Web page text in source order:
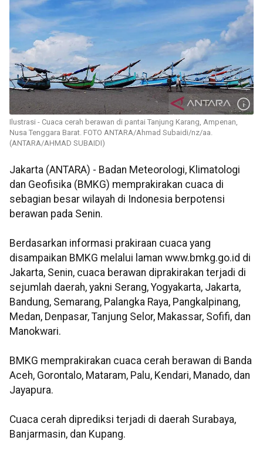
Ilustrasi - Cuaca cerah berawan di pantai Tanjung Karang, Ampenan,
Nusa Tenggara Barat. FOTO ANTARA/Ahmad Subaidi/nz/aa.
(ANTARA/AHMAD SUBAIDI)
Jakarta (ANTARA) - Badan Meteorologi, Klimatologi
dan Geofisika (BMKG) memprakirakan cuaca di
sebagian besar wilayah di Indonesia berpotensi
berawan pada Senin.
Berdasarkan informasi prakiraan cuaca yang
disampaikan BMKG melalui laman www.bmkg.go.id di
Jakarta, Senin, cuaca berawan diprakirakan terjadi di
sejumlah daerah, yakni Serang, Yogyakarta, Jakarta,
Bandung, Semarang, Palangka Raya, Pangkalpinang,
Medan, Denpasar, Tanjung Selor, Makassar, Sofifi, dan
Manokwari.
BMKG memprakirakan cuaca cerah berawan di Banda
Aceh, Gorontalo, Mataram, Palu, Kendari, Manado, dan
Jayapura.
Cuaca cerah diprediksi terjadi di daerah Surabaya,
Banjarmasin, dan Kupang.